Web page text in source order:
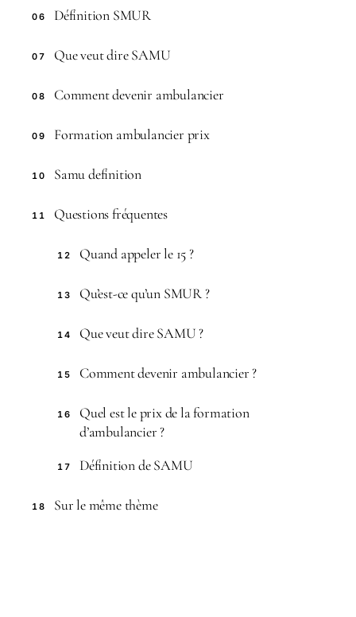
06 Définition SMUR
07 Que veut dire SAMU
08 Comment devenir ambulancier
09 Formation ambulancier prix
10 Samu definition
11 Questions fréquentes
12 Quand appeler le 15 ?
13 Qu’est-ce qu’un SMUR ?
14 Que veut dire SAMU ?
15 Comment devenir ambulancier ?
16
Quel est le prix de la formation
d’ambulancier ?
17 Définition de SAMU
18 Sur le même thème